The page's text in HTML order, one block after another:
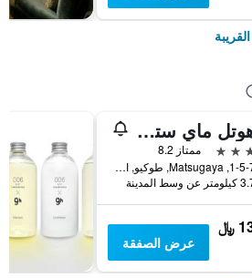
هوتل ماي ستايز أوينو إناريتشو
ممتاز 8.2
1-5-7, Matsugaya, طوكيو, اليابان
عن وسط المدينة
﷼
عرض الصفقة